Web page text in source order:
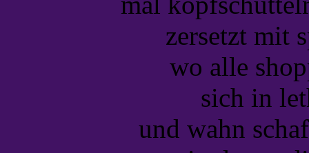
zersetzt mit
wo alle
sich in
und wahn